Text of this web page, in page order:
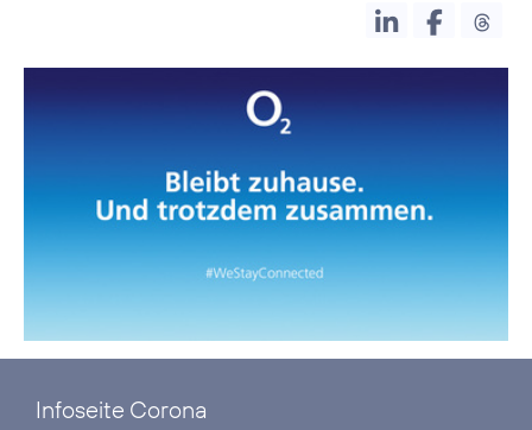
Infoseite Corona